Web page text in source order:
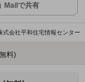
Mailで共有
会社平和住宅情報センター
料)